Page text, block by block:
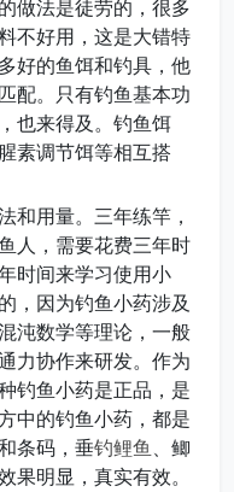
做法是徒劳的，很多
不好用，这是大错特
好的鱼饵和钓具，他
配。只有钓鱼基本功
也来得及。钓鱼饵
素调节饵等相互搭
和用量。三年练竿，
人，需要花费三年时
时间来学习使用小
，因为钓鱼小药涉及
沌数学等理论，一般
力协作来研发。作为
钓鱼小药是正品，是
中的钓鱼小药，都是
条码，垂钓鲤鱼 、鲫
果明显，真实有效。